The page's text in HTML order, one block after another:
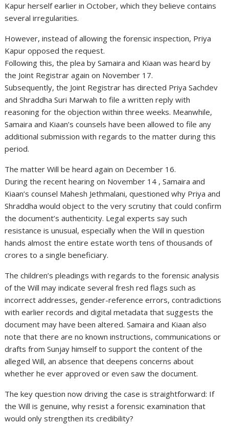
Kapur herself earlier in October, which they believe contains
several irregularities.
However, instead of allowing the forensic inspection, Priya
Kapur opposed the request.
Following this, the plea by Samaira and Kiaan was heard by
the Joint Registrar again on November 17.
Subsequently, the Joint Registrar has directed Priya Sachdev
and Shraddha Suri Marwah to file a written reply with
reasoning for the objection within three weeks. Meanwhile,
Samaira and Kiaan’s counsels have been allowed to file any
additional submission with regards to the matter during this
period.
The matter Will be heard again on December 16.
During the recent hearing on November 14 , Samaira and
Kiaan’s counsel Mahesh Jethmalani, questioned why Priya and
Shraddha would object to the very scrutiny that could confirm
the document’s authenticity. Legal experts say such
resistance is unusual, especially when the Will in question
hands almost the entire estate worth tens of thousands of
crores to a single beneficiary.
The children’s pleadings with regards to the forensic analysis
of the Will may indicate several fresh red flags such as
incorrect addresses, gender-reference errors, contradictions
with earlier records and digital metadata that suggests the
document may have been altered. Samaira and Kiaan also
note that there are no known instructions, communications or
drafts from Sunjay himself to support the content of the
alleged Will, an absence that deepens concerns about
whether he ever approved or even saw the document.
The key question now driving the case is straightforward: If
the Will is genuine, why resist a forensic examination that
would only strengthen its credibility?